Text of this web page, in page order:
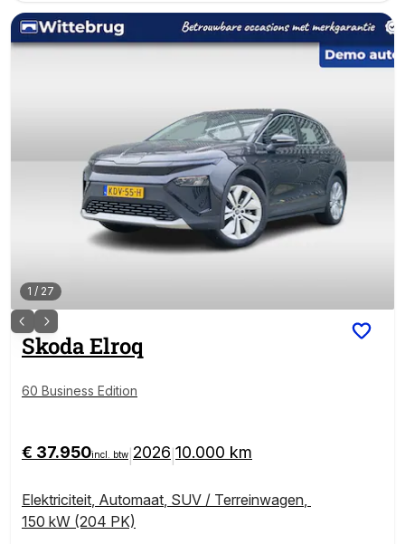
1 / 27
SkodaElroq
60 Business Edition
€ 37.950incl. btw 2026 10.000 km
Elektriciteit, Automaat, SUV / Terreinwagen,
150 kW (204 PK)